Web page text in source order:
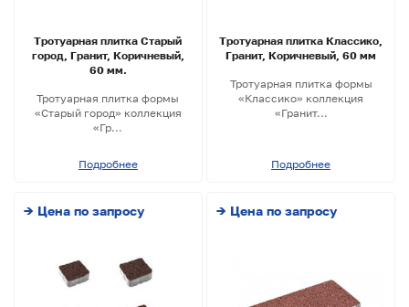
Тротуарная плитка Старый
город, Гранит, Коричневый,
60 мм.
Тротуарная плитка формы
«Старый город» коллекция
«Гр...
Подробнее
Тротуарная плитка Классико,
Гранит, Коричневый, 60 мм
Тротуарная плитка формы
«Классико» коллекция
«Гранит...
Подробнее
→ Цена по запросу → Цена по запросу